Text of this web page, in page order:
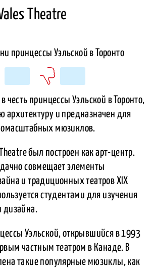
Theatre
честь принцессы Уэльской в Торонто,
архитектуру и предназначен для
мюзиклов.
был построен как арт-центр.
совмещает элементы
и традиционных театров XIX
студентами для изучения
дизайна.
Уэльской, открывшийся в 1993
частным театром в Канаде. В
такие популярные мюзиклы, как